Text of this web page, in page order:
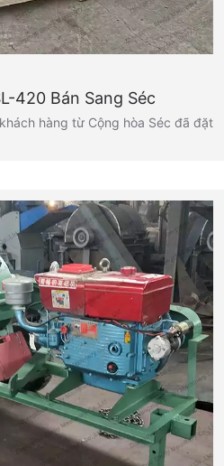
420 Bán Sang Séc
hàng từ Cộng hòa Séc đã đặt